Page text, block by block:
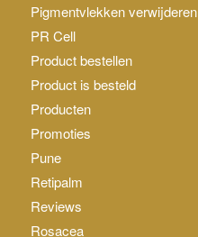
Pigmentvlekken verwijderen
PR Cell
Product bestellen
Product is besteld
Producten
Promoties
Pune
Retipalm
Reviews
Rosacea